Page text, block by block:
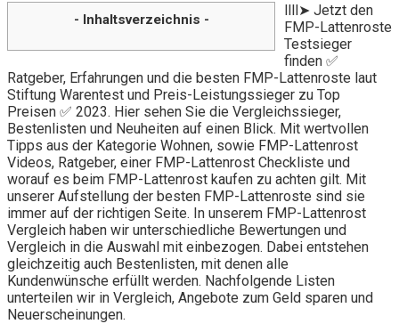
- Inhaltsverzeichnis -
llll➤ Jetzt den
FMP-Lattenroste
Testsieger
finden ✅
Ratgeber, Erfahrungen und die besten FMP-Lattenroste laut
Stiftung Warentest und Preis-Leistungssieger zu Top
Preisen ✅ 2023. Hier sehen Sie die Vergleichssieger,
Bestenlisten und Neuheiten auf einen Blick. Mit wertvollen
Tipps aus der Kategorie Wohnen, sowie FMP-Lattenrost
Videos, Ratgeber, einer FMP-Lattenrost Checkliste und
worauf es beim FMP-Lattenrost kaufen zu achten gilt. Mit
unserer Aufstellung der besten FMP-Lattenroste sind sie
immer auf der richtigen Seite. In unserem FMP-Lattenrost
Vergleich haben wir unterschiedliche Bewertungen und
Vergleich in die Auswahl mit einbezogen. Dabei entstehen
gleichzeitig auch Bestenlisten, mit denen alle
Kundenwünsche erfüllt werden. Nachfolgende Listen
unterteilen wir in Vergleich, Angebote zum Geld sparen und
Neuerscheinungen.